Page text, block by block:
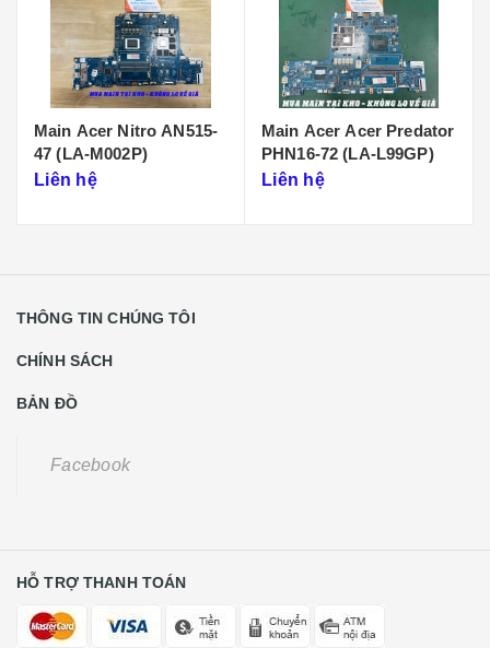
Main Acer Nitro AN515-
47 (LA-M002P)
Liên hệ
Main Acer Acer Predator
PHN16-72 (LA-L99GP)
Liên hệ
THÔNG TIN CHÚNG TÔI
CHÍNH SÁCH
BẢN ĐỒ
Facebook
HỖ TRỢ THANH TOÁN